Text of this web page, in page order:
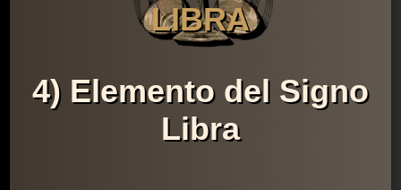
LIBRA
4) Elemento del Signo
Libra